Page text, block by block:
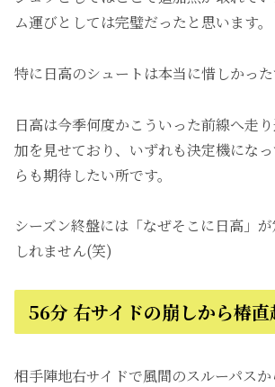
ム運びとしては完璧だったと思います。
特に日高のシュートは本当に惜しかった
日高は今季何度かこういった前線へ走
加を見せており、いずれも決定機にな
らも期待したい所です。
シーズン終盤には「なぜそこに日高」
しれません(笑)
56分 右サイドの崩しから椿
相手陣地右サイドで風間のスルーパス